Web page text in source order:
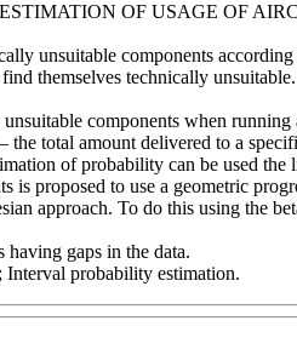
OF USAGE OF
unsuitable components
themselves technically
components when
total amount delivered to a
of probability can be used the
is proposed to use a geometric
approach. To do this using the
gaps in the data.
Interval probability estimation.